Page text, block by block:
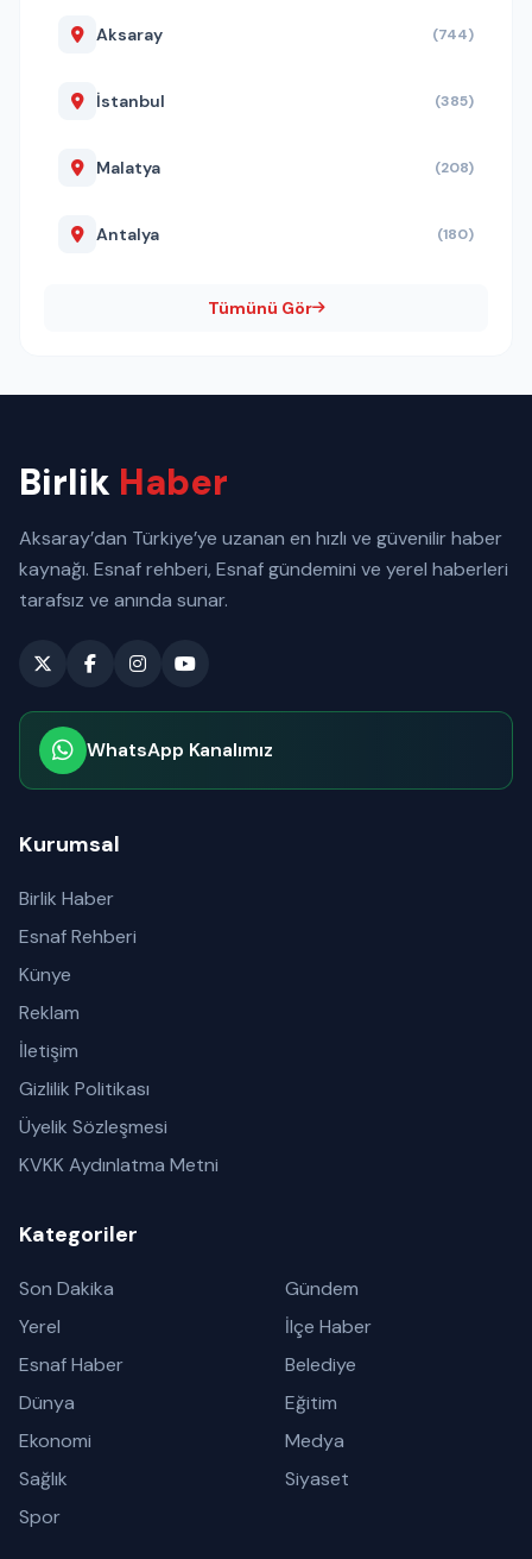
Aksaray (744)
İstanbul (385)
Malatya (208)
Antalya (180)
Tümünü Gör
Birlik Haber
Aksaray’dan Türkiye’ye uzanan en hızlı ve güvenilir haber
kaynağı. Esnaf rehberi, Esnaf gündemini ve yerel haberleri
tarafsız ve anında sunar.
WhatsApp Kanalımız
Kurumsal
Birlik Haber
Esnaf Rehberi
Künye
Reklam
İletişim
Gizlilik Politikası
Üyelik Sözleşmesi
KVKK Aydınlatma Metni
Kategoriler
Son Dakika
Gündem
Yerel
İlçe Haber
Esnaf Haber
Belediye
Dünya
Eğitim
Ekonomi
Medya
Sağlık
Siyaset
Spor